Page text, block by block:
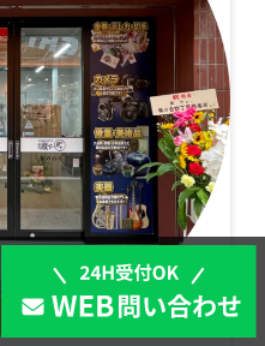
出張買取